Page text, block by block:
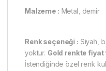
Malzeme : Metal, demir
Renk seçeneği : Siyah,
yoktur. Gold renkte fiyat
İstendiğinde özel renk